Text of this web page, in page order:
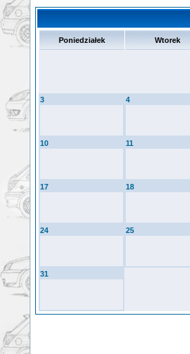
Poniedziałek Wtorek
3 4
10 11
17 18
24 25
31